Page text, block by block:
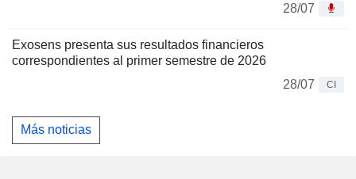
28/07
Exosens presenta sus resultados financieros
correspondientes al primer semestre de 2026
28/07
CI
Más noticias